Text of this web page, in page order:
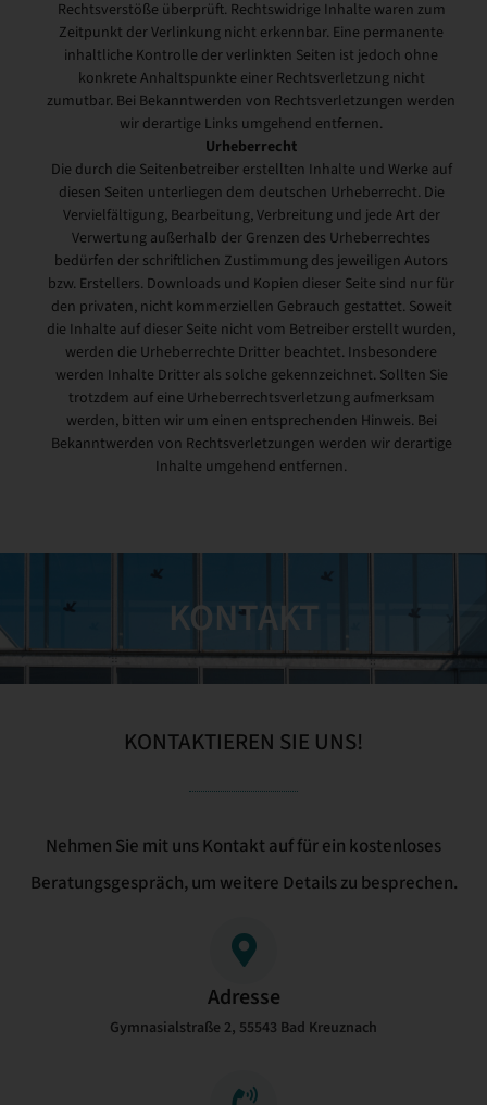
Rechtsverstöße überprüft. Rechtswidrige Inhalte waren zum
Zeitpunkt der Verlinkung nicht erkennbar. Eine permanente
inhaltliche Kontrolle der verlinkten Seiten ist jedoch ohne
konkrete Anhaltspunkte einer Rechtsverletzung nicht
zumutbar. Bei Bekanntwerden von Rechtsverletzungen werden
wir derartige Links umgehend entfernen.
Urheberrecht
Die durch die Seitenbetreiber erstellten Inhalte und Werke auf
diesen Seiten unterliegen dem deutschen Urheberrecht. Die
Vervielfältigung, Bearbeitung, Verbreitung und jede Art der
Verwertung außerhalb der Grenzen des Urheberrechtes
bedürfen der schriftlichen Zustimmung des jeweiligen Autors
bzw. Erstellers. Downloads und Kopien dieser Seite sind nur für
den privaten, nicht kommerziellen Gebrauch gestattet. Soweit
die Inhalte auf dieser Seite nicht vom Betreiber erstellt wurden,
werden die Urheberrechte Dritter beachtet. Insbesondere
werden Inhalte Dritter als solche gekennzeichnet. Sollten Sie
trotzdem auf eine Urheberrechtsverletzung aufmerksam
werden, bitten wir um einen entsprechenden Hinweis. Bei
Bekanntwerden von Rechtsverletzungen werden wir derartige
Inhalte umgehend entfernen.
KONTAKT
KONTAKTIEREN SIE UNS!
Nehmen Sie mit uns Kontakt auf für ein kostenloses
Beratungsgespräch, um weitere Details zu besprechen.
Adresse
Gymnasialstraße 2, 55543 Bad Kreuznach